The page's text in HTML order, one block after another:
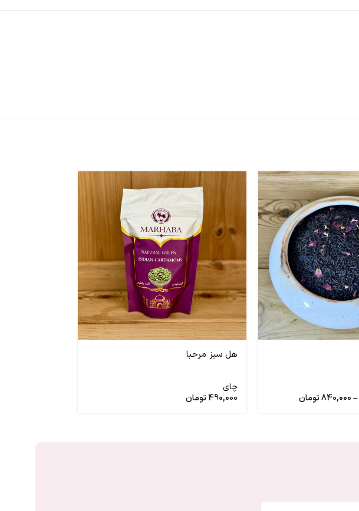
–
840,000تومان
هل سبز مرحبا
چای
490,000تومان